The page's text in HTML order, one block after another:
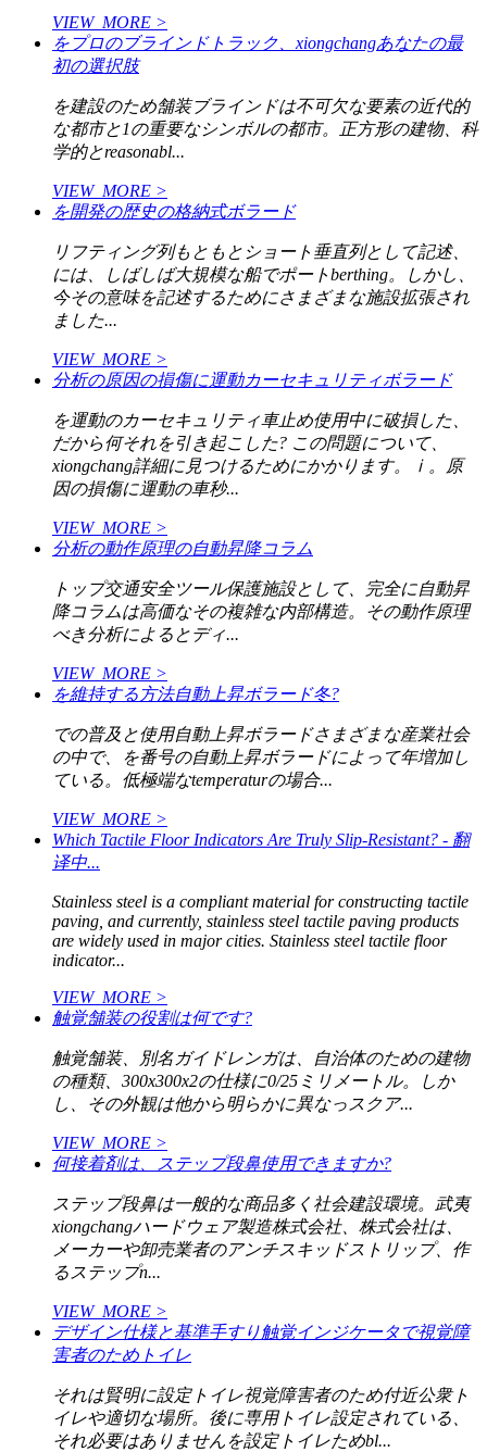
VIEW_MORE >
をプロのブラインドトラック、xiongchangあなたの最
初の選択肢
を建設のため舗装ブラインドは不可欠な要素の近代的
な都市と1の重要なシンボルの都市。正方形の建物、科
学的とreasonabl...
VIEW_MORE >
を開発の歴史の格納式ボラード
リフティング列もともとショート垂直列として記述、
には、しばしば大規模な船でポートberthing。しかし、
今その意味を記述するためにさまざまな施設拡張され
ました...
VIEW_MORE >
分析の原因の損傷に運動カーセキュリティボラード
を運動のカーセキュリティ車止め使用中に破損した、
だから何それを引き起こした? この問題について、
xiongchang詳細に見つけるためにかかります。ⅰ。原
因の損傷に運動の車秒...
VIEW_MORE >
分析の動作原理の自動昇降コラム
トップ交通安全ツール保護施設として、完全に自動昇
降コラムは高価なその複雑な内部構造。その動作原理
べき分析によるとディ...
VIEW_MORE >
を維持する方法自動上昇ボラード冬?
での普及と使用自動上昇ボラードさまざまな産業社会
の中で、を番号の自動上昇ボラードによって年増加し
ている。低極端なtemperaturの場合...
VIEW_MORE >
Which Tactile Floor Indicators Are Truly Slip-Resistant? - 翻
译中...
Stainless steel is a compliant material for constructing tactile
paving, and currently, stainless steel tactile paving products
are widely used in major cities. Stainless steel tactile floor
indicator...
VIEW_MORE >
触覚舗装の役割は何です?
触覚舗装、別名ガイドレンガは、自治体のための建物
の種類、300x300x2の仕様に0/25ミリメートル。しか
し、その外観は他から明らかに異なっスクア...
VIEW_MORE >
何接着剤は、ステップ段鼻使用できますか?
ステップ段鼻は一般的な商品多く社会建設環境。武夷
xiongchangハードウェア製造株式会社、株式会社は、
メーカーや卸売業者のアンチスキッドストリップ、作
るステップn...
VIEW_MORE >
デザイン仕様と基準手すり触覚インジケータで視覚障
害者のためトイレ
それは賢明に設定トイレ視覚障害者のため付近公衆ト
イレや適切な場所。後に専用トイレ設定されている、
それ必要はありませんを設定トイレためbl...